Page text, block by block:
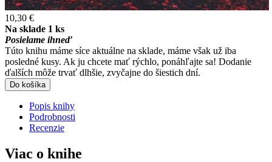
10,30 €
Na sklade 1 ks
Posielame ihneď
Túto knihu máme síce aktuálne na sklade, máme však už iba
posledné kusy. Ak ju chcete mať rýchlo, ponáhľajte sa! Dodanie
ďalších môže trvať dlhšie, zvyčajne do šiestich dní.
Do košíka
Popis knihy
Podrobnosti
Recenzie
Viac o knihe